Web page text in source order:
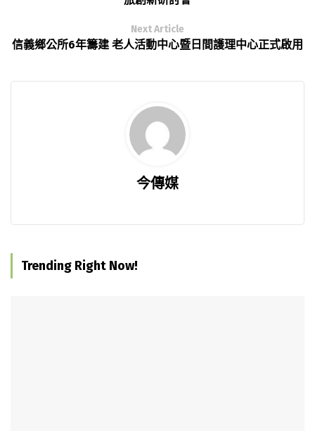
Next Article
信義鄉公所6年籌建 老人活動中心暨日間護理中心正式啟用
今傳媒
Trending Right Now!